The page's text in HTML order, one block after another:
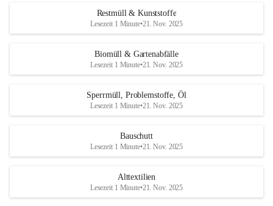
Restmüll & Kunststoffe
Lesezeit 1 Minute•21. Nov. 2025
Biomüll & Gartenabfälle
Lesezeit 1 Minute•21. Nov. 2025
Sperrmüll, Problemstoffe, Öl
Lesezeit 1 Minute•21. Nov. 2025
Bauschutt
Lesezeit 1 Minute•21. Nov. 2025
Alttextilien
Lesezeit 1 Minute•21. Nov. 2025